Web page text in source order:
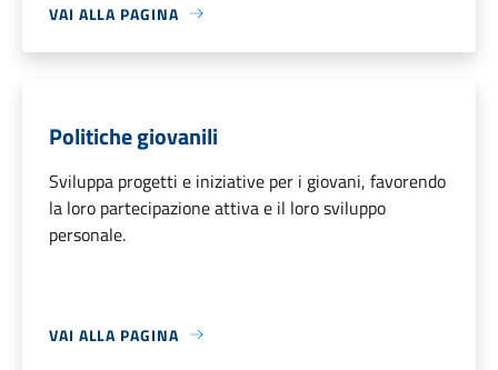
VAI ALLA PAGINA
Politiche giovanili
Sviluppa progetti e iniziative per i giovani, favorendo
la loro partecipazione attiva e il loro sviluppo
personale.
VAI ALLA PAGINA